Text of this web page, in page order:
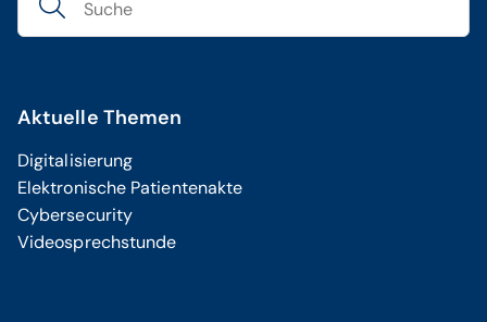
Aktuelle Themen
Digitalisierung
Elektronische Patientenakte
Cybersecurity
Videosprechstunde